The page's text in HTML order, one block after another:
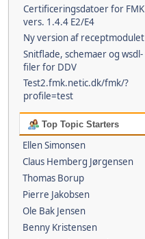
Certificeringsdatoer for FMK
vers. 1.4.4 E2/E4
Ny version af receptmodulet
Snitflade, schemaer og wsdl-
filer for DDV
Test2.fmk.netic.dk/fmk/?
profile=test
Top Topic Starters
Ellen Simonsen
Claus Hemberg Jørgensen
Thomas Borup
Pierre Jakobsen
Ole Bak Jensen
Benny Kristensen